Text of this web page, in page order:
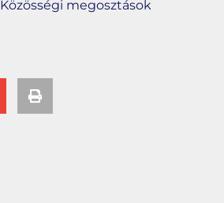
Közösségi megosztások